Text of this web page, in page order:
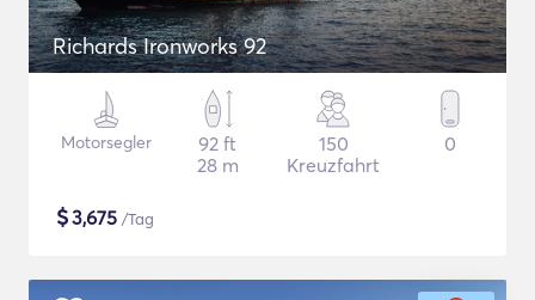
Richards Ironworks 92
Motorsegler
92 ft
28 m
150
Kreuzfahrt
0
$3,675 /Tag